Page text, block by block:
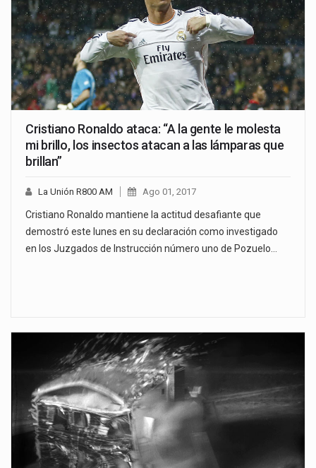
Cristiano Ronaldo ataca: “A la gente le molesta
mi brillo, los insectos atacan a las lámparas que
brillan”
La Unión R800 AM Ago 01, 2017
Cristiano Ronaldo mantiene la actitud desafiante que
demostró este lunes en su declaración como investigado
en los Juzgados de Instrucción número uno de Pozuelo…